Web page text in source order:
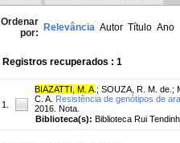
Ordenar
por: Relevância Autor Título Ano
Registros recuperados : 1
1.
BIAZATTI, M. A ; SOUZA, R. M. de. ;
C. A. Resistência de genótipos de
2016. Nota.
Biblioteca(s): Biblioteca Rui